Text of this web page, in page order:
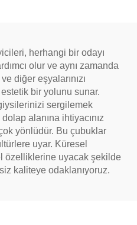
herhangi bir odayı
olur ve aynı zamanda
diğer eşyalarınızı
bir yolunu sunar.
sergilemek
alanına ihtiyacınız
yönlüdür. Bu çubuklar
uyar. Küresel
özelliklerine uyacak şekilde
kaliteye odaklanıyoruz.